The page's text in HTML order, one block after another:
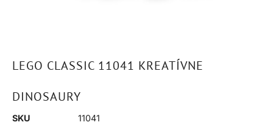
LEGO CLASSIC 11041 KREATÍVNE
DINOSAURY
SKU
11041